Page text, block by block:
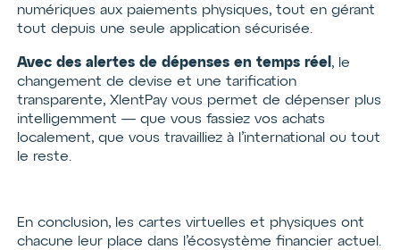
numériques aux paiements physiques, tout en gérant
tout depuis une seule application sécurisée.
Avec des alertes de dépenses en temps réel , le
changement de devise et une tarification
transparente, XlentPay vous permet de dépenser plus
intelligemment — que vous fassiez vos achats
localement, que vous travailliez à l’international ou tout
le reste.
En conclusion, les cartes virtuelles et physiques ont
chacune leur place dans l’écosystème financier actuel.